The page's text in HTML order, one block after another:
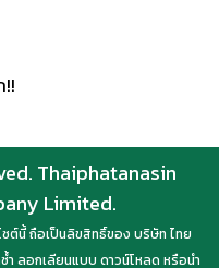
!!
Thaiphatanasin
Limited.
ต์นี้ ถือเป็นลิขสิทธิ์ของ บริษัท ไทย
ลอกเลียนแบบ ดาวน์โหลด หรือนำ